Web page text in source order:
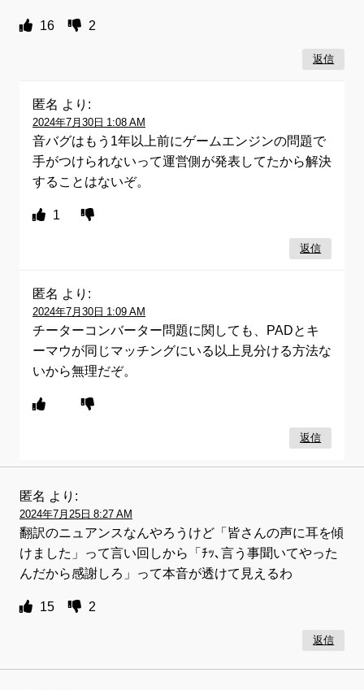
16 2
返信
匿名 より:
2024年7月30日 1:08 AM
音バグはもう1年以上前にゲームエンジンの問題で
手がつけられないって運営側が発表してたから解決
することはないぞ。
1
返信
匿名 より:
2024年7月30日 1:09 AM
チーターコンバーター問題に関しても、PADとキ
ーマウが同じマッチングにいる以上見分ける方法な
いから無理だぞ。
返信
匿名 より:
2024年7月25日 8:27 AM
翻訳のニュアンスなんやろうけど「皆さんの声に耳を傾
けました」って言い回しから「ﾁｯ､言う事聞いてやった
んだから感謝しろ」って本音が透けて見えるわ
15 2
返信